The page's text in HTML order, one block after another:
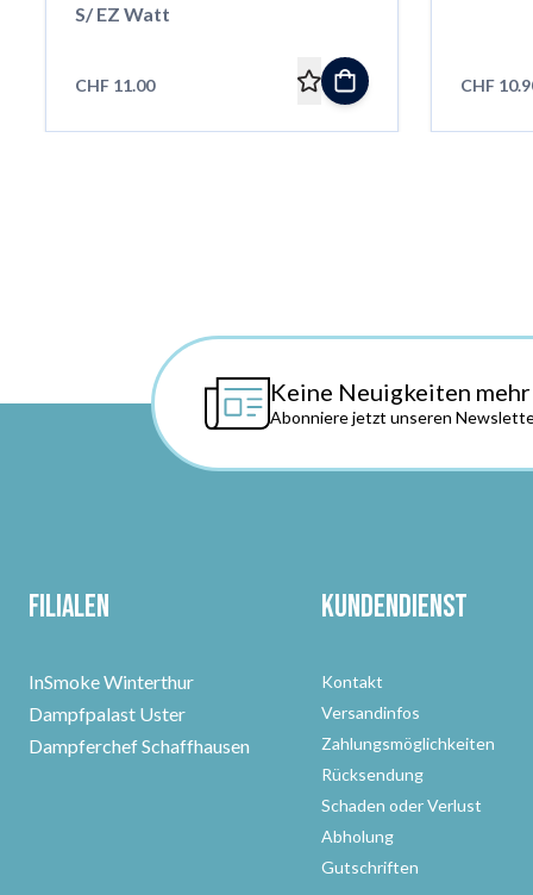
S/ EZ Watt
CHF 11.00 CHF
Keine Neuigkeiten mehr
Abonniere jetzt unseren
Filialen
InSmoke Winterthur
Dampfpalast Uster
Dampferchef Schaffhausen
Kundendienst
Kontakt
Versandinfos
Zahlungsmöglichkeiten
Rücksendung
Schaden oder Verlust
Abholung
Gutschriften